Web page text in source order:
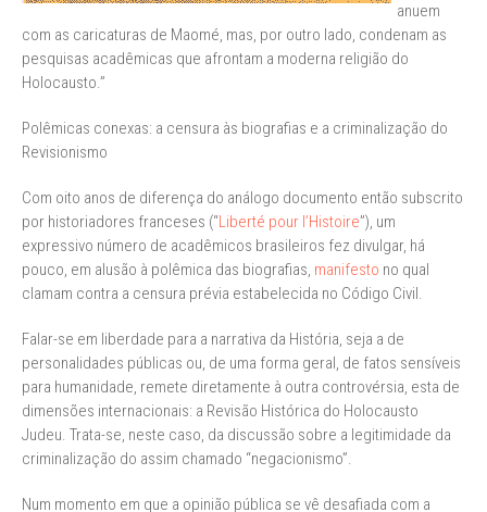
anuem
com as caricaturas de Maomé, mas, por outro lado, condenam as
pesquisas acadêmicas que afrontam a moderna religião do
Holocausto.”
Polêmicas conexas: a censura às biografias e a criminalização do
Revisionismo
Com oito anos de diferença do análogo documento então subscrito
por historiadores franceses (“Liberté pour l’Histoire”), um
expressivo número de acadêmicos brasileiros fez divulgar, há
pouco, em alusão à polêmica das biografias, manifesto no qual
clamam contra a censura prévia estabelecida no Código Civil.
Falar-se em liberdade para a narrativa da História, seja a de
personalidades públicas ou, de uma forma geral, de fatos sensíveis
para humanidade, remete diretamente à outra controvérsia, esta de
dimensões internacionais: a Revisão Histórica do Holocausto
Judeu. Trata-se, neste caso, da discussão sobre a legitimidade da
criminalização do assim chamado “negacionismo”.
Num momento em que a opinião pública se vê desafiada com a